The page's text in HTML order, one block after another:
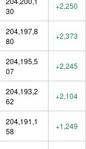
30
+2,250
204,197,8
80
+2,373
204,195,5
07
+2,245
204,193,2
62
+2,104
204,191,1
58
+1,249